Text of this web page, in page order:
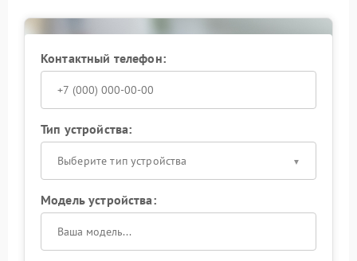
Контактный телефон:
Тип устройства:
Выберите тип устройства
Модель устройства: